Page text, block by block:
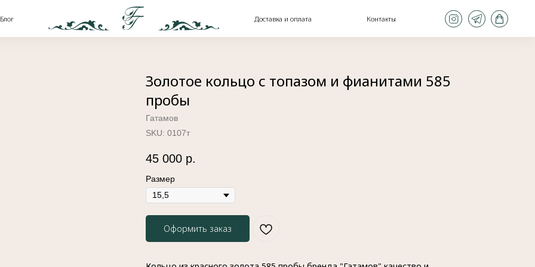
Контакты
Золотое кольцо с топазом и фианитами 585
пробы
Гатамов
SKU: 0107т
45 000 р.
Размер
Оформить заказ